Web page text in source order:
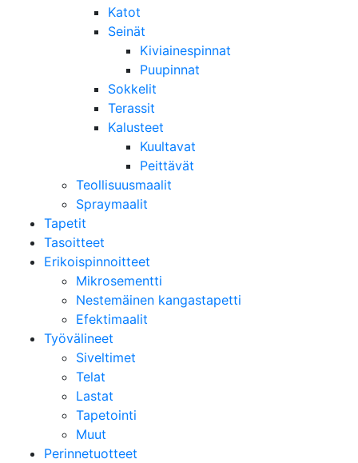
Katot
Seinät
Kiviainespinnat
Puupinnat
Sokkelit
Terassit
Kalusteet
Kuultavat
Peittävät
Teollisuusmaalit
Spraymaalit
Tapetit
Tasoitteet
Erikoispinnoitteet
Mikrosementti
Nestemäinen kangastapetti
Efektimaalit
Työvälineet
Siveltimet
Telat
Lastat
Tapetointi
Muut
Perinnetuotteet